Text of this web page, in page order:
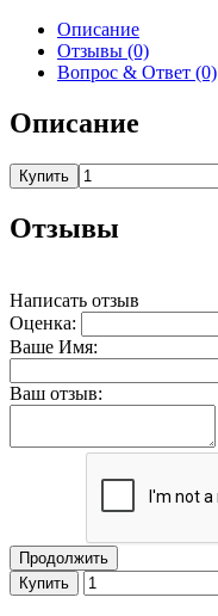
Описание
Отзывы (0)
Вопрос & Ответ (0)
Описание
Купить
Отзывы
Написать отзыв
Оценка:
Ваше Имя:
Ваш отзыв:
Продолжить
Купить